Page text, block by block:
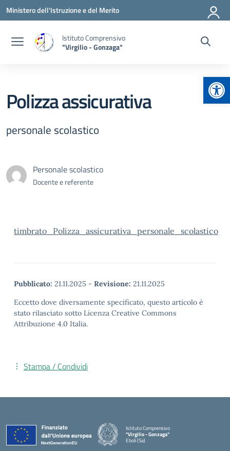
Vai ai contenuti
Vai al menu di navigazione
Vai al footer
Ministero dell'Istruzione e del Merito
Istituto Comprensivo
"Virgilio - Gonzaga"
Polizza assicurativa
personale scolastico
Personale scolastico
Docente e referente
timbrato_Polizza_assicurativa_personale_scolastico
Pubblicato: 21.11.2025 - Revisione: 21.11.2025
Eccetto dove diversamente specificato, questo articolo è
stato rilasciato sotto Licenza Creative Commons
Attribuzione 4.0 Italia.
Stampa / Condividi
Istituto Comprensivo
"Virgilio - Gonzaga"
Eboli (Sa)